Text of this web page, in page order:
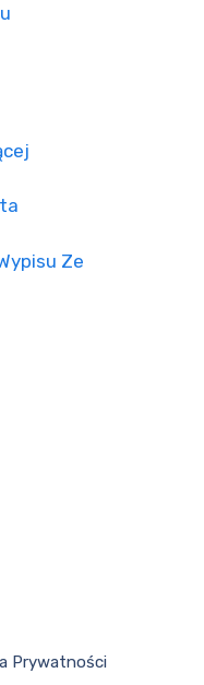
Ze
Prywatności